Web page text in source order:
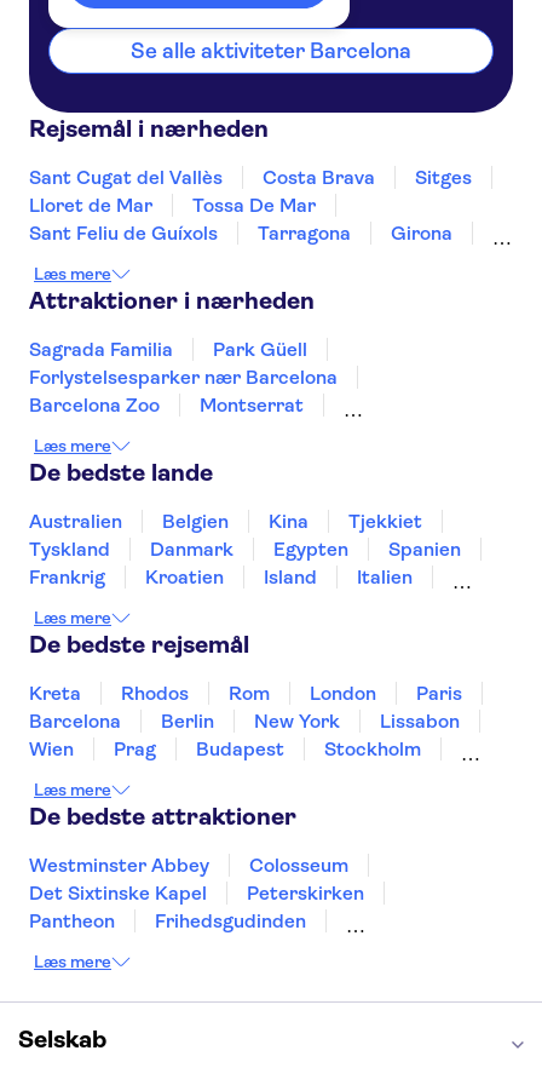
Se alle aktiviteter Barcelona
Rejsemål i nærheden
Sant Cugat del Vallès Costa Brava
Sitges
Lloret de Mar
Tossa De Mar
Sant Feliu de Guíxols
Tarragona
Girona
Figueres
Deltebre Peñíscola
Læs mere
Attraktioner i nærheden
Sagrada Familia
Park Güell
Forlystelsesparker nær Barcelona
Barcelona Zoo
Montserrat
Puerto de Mogán
TUI Palma Marathon Mallorca 2026
Puerto Colon
Siam Park
Aqualandia Benidorm
Caminito del Rey
Terra Mitica
Læs mere
De bedste lande
Australien Belgien Kina
Tjekkiet
Tyskland
Danmark Egypten
Spanien
Frankrig
Kroatien Island
Italien
Sverige
Slovenien
Læs mere
De bedste rejsemål
Kreta Rhodos Rom London
Paris
Barcelona
Berlin New York
Lissabon
Wien
Prag Budapest
Stockholm
Aarhus
Helsingborg
Læs mere
De bedste attraktioner
Westminster Abbey
Colosseum
Det Sixtinske Kapel
Peterskirken
Pantheon
Frihedsgudinden
Moulin Rouge
Alcatraz
Elbphilharmonie
Yosemite National Park
Læs mere
Selskab